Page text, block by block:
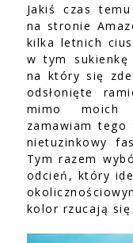
Jakiś czas
na stronie
kilka letnich
w tym
na który się
odsłonięte
mimo moich
zamawiam
nietuzinkowy
Tym razem
odcień, który
kolor rzucają